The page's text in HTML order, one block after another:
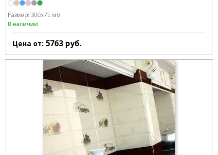
Размер: 300x75 мм
В наличии
Цена от: 5763 руб.